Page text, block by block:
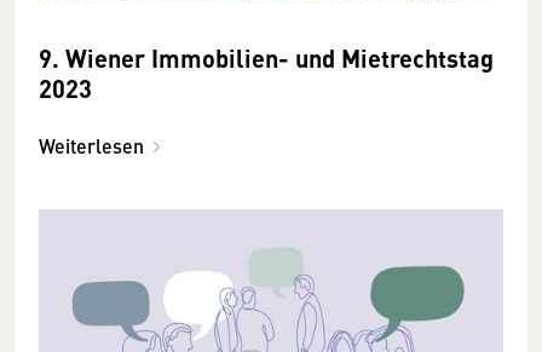
9. Wiener Immobilien- und Mietrechtstag
2023
Weiterlesen